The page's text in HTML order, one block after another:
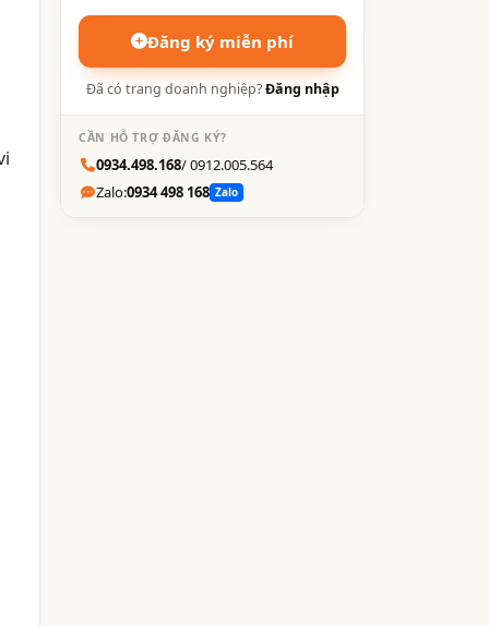
Đăng ký miễn phí
Đã có trang doanh nghiệp?Đăng nhập
CẦN HỖ TRỢ ĐĂNG KÝ?
0934.498.168/ 0912.005.564
Zalo:0934 498 168 Zalo